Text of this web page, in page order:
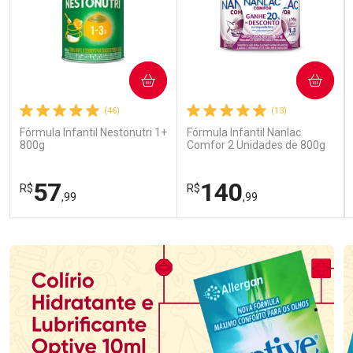
(46)
Fórmula Infantil Nestonutri 1+
800g
R$57,99
COMPRAR
(13)
Fórmula Infantil Nanlac
Comfor 2 Unidades de 800g
R$140,99
COMPRAR
Laboratório
Por Menos